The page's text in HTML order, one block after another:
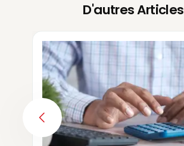
D'autres Articles
PREVIOUS